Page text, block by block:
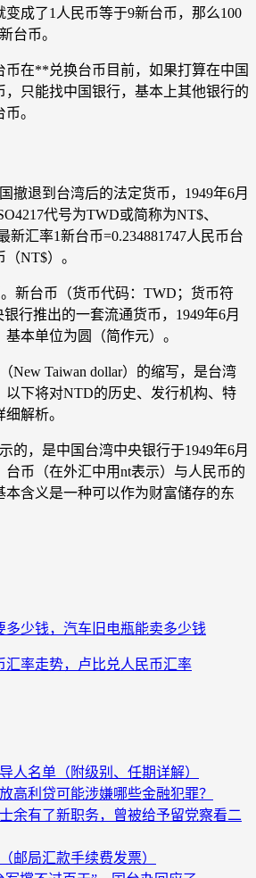
成了1人民币等于9新台币，那么100
台币。
币在**兑换台币目前，如果打算在中国
，只能找中国银行，基本上其他银行的
。
撤退到台湾后的法定货币，1949年6月
代号为TWD或简称为NT$、
新汇率1新台币=0.234881747人民币台
NT$）。
新台币（货币代码：TWD；货币符
行推出的一套流通货币，1949年6月
本单位为圆（简作元）。
New Taiwan dollar）的缩写，是台湾
以下将对NTD的历史、发行机构、特
解析。
的，是中国台湾中央银行于1949年6月
台币（在外汇中用nt表示）与人民币的
本含义是一种可以作为财富储存的东
多少钱，汽车旧电瓶能卖多少钱
汇率走势，卢比兑人民币汇率
人名单（附级别、任期详解）
高利贷可能涉嫌哪些金融犯罪？
余有了新职务，曾被给予留党察看二
邮局汇款手续费发票）